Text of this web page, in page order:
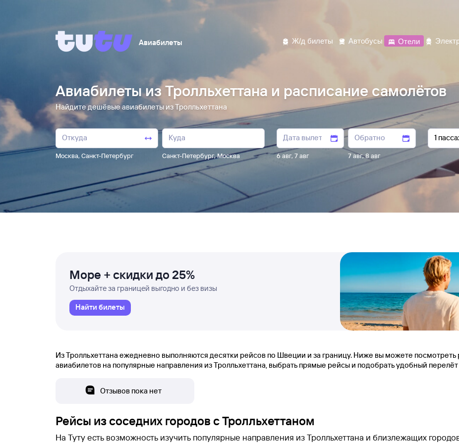
Авиабилеты Ж/д билеты Автобусы Отели
Авиабилеты из Тролльхеттана и расписание самолётов
Найдите дешёвые авиабилеты из Тролльхеттана
Москва, Санкт-Петербург Санкт-Петербург,Москва 6 авг, 7 авг 7 авг,8 авг
Море + скидки до 25%
Отдыхайте за границей выгодно и без визы
Найти билеты
Из Тролльхеттана ежедневно выполняются десятки рейсов по Швеции и за границу. Ниже вы можете посмотреть
авиабилетов на популярные направления из Тролльхеттана, выбрать прямые рейсы и подобрать удобный перелёт
Отзывов пока нет
Рейсы из соседних городов с Тролльхеттаном
На Туту есть возможность изучить популярные направления из Тролльхеттана и близлежащих